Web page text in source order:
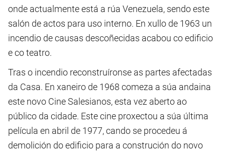
onde actualmente está a rúa Venezuela, sendo este
salón de actos para uso interno. En xullo de 1963 un
incendio de causas descoñecidas acabou co edificio
e co teatro.
Tras o incendio reconstruíronse as partes afectadas
da Casa. En xaneiro de 1968 comeza a súa andaina
este novo Cine Salesianos, esta vez aberto ao
público da cidade. Este cine proxectou a súa última
película en abril de 1977, cando se procedeu á
demolición do edificio para a construción do novo